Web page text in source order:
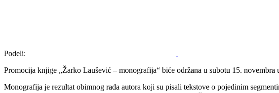
Podeli:
Promocija knjige „Žarko Laušević – monografija“ biće održana u subotu 15.
Monografija je rezultat obimnog rada autora koji su pisali tekstove o pojedinim